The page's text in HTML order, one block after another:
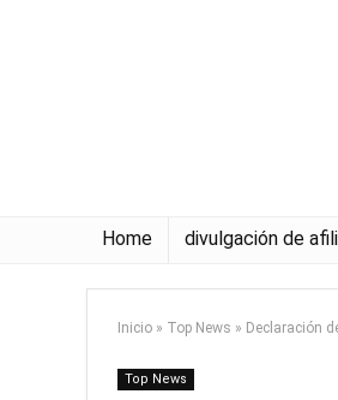
Home divulgación de
Inicio » Top News » Declaración
Top News